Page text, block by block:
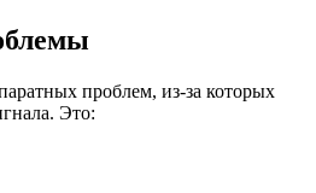
проблем, из-за которых
Это: